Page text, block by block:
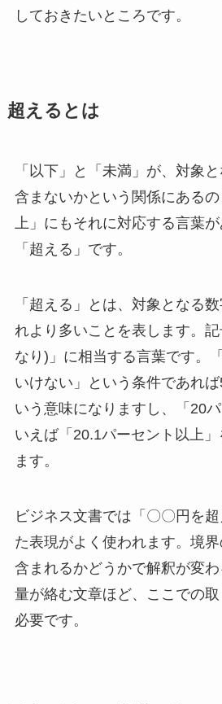
しておきたいところです。
超えるとは
「以下」と「未満」が、対象
含まないかという関係にある
上」にもそれに対応する言葉
「超える」です。
「超える」とは、対象となる
れより多いことを表します。
なり)」に相当する言葉です。
いけない」という条件であれ
いう意味になりますし、「20
いえば「20.1パーセント以上
ます。
ビジネス文書では「〇〇円を
た表現がよく使われます。境
含まれるかどうかで解釈が変
量が絡む文章ほど、ここでの
必要です。